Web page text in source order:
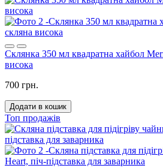
Склянка 350 мл квадратна хайбол
висока
700 грн.
Додати в кошик
Топ продажів